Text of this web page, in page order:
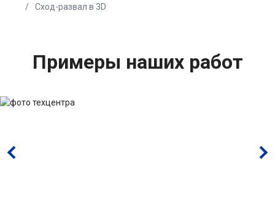
Сход-развал в 3D
Примеры наших работ